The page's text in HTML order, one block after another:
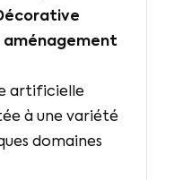
artificielle
à une variété
domaines